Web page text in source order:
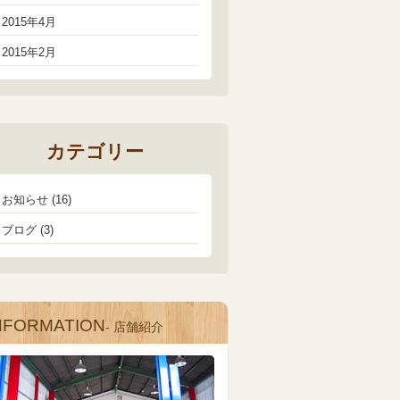
2015年4月
2015年2月
カテゴリー
お知らせ (16)
ブログ (3)
- 店舗紹介